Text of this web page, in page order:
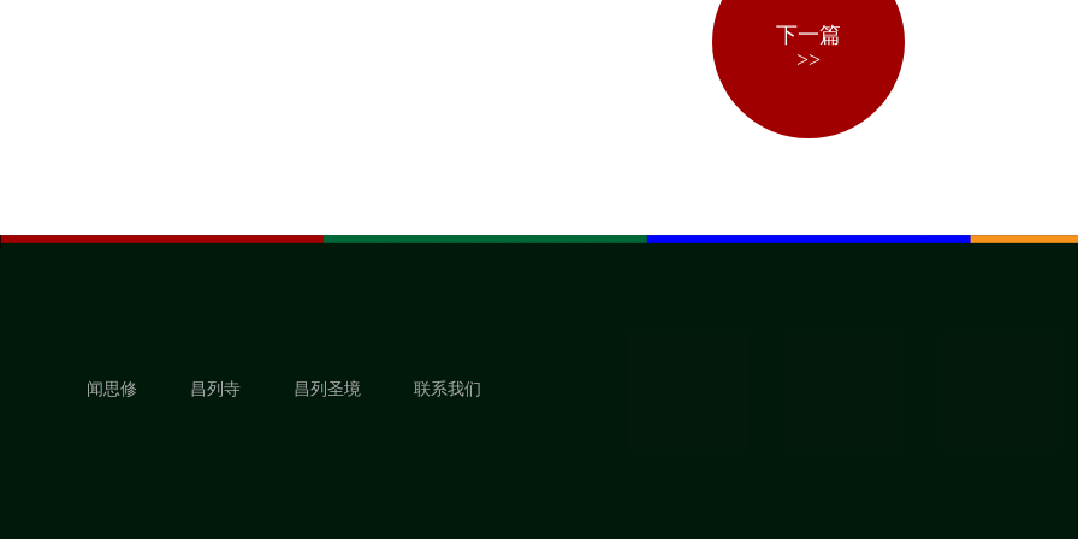
下一篇
>>
闻思修 昌列寺 昌列圣境 联系我们